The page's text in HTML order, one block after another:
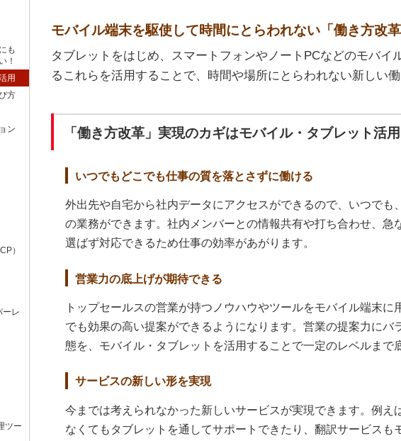
モバイル端末を駆使して時間にとらわれない「働き方改
タブレットをはじめ、スマートフォンやノートPCなどのモバイ
るこれらを活用することで、時間や場所にとらわれない新しい働
「働き方改革」実現のカギはモバイル・タブレット活
いつでもどこでも仕事の質を落とさずに働ける
外出先や自宅から社内データにアクセスができるので、いつでも
の業務ができます。社内メンバーとの情報共有や打ち合わせ、急
選ばず対応できるため仕事の効率があがります。
営業力の底上げが期待できる
トップセールスの営業が持つノウハウやツールをモバイル端末に
でも効果の高い提案ができるようになります。営業の提案力にバ
態を、モバイル・タブレットを活用することで一定のレベルまで
サービスの新しい形を実現
今までは考えられなかった新しいサービスが実現できます。例え
なくてもタブレットを通してサポートできたり、翻訳サービスも
も
！
用
方
ン
）
ーレ
ツー